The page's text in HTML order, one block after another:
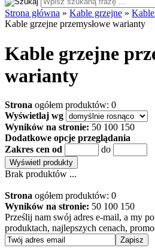
Strona główna » Kable grzejne »
Kable grzejne przemysłowe warianty
Kable grzejne
warianty
Strona ogółem produktów: 0
Wyświetlaj wg
Wyników na stronie: 50 100 150
Dodatkowe opcje przeglądania
Zakres cen od
do
Brak produktów ...
Strona ogółem produktów: 0
Wyników na stronie: 50 100 150
Prześlij nam swój adres e-mail, a my
produktach, najlepszych cenach,